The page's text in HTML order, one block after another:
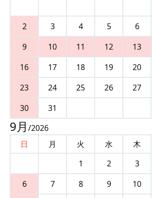
2
3 4 5 6
9
10 11 12 13
16
17 18 19 20
23
24 25 26 27
30
31
9月 /2026
日
月 火 水 木
1
2 3
6
7 8 9 10